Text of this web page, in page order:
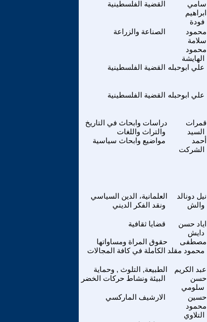
القضية الفلسطينية
سامي
ابراهيم
فودة
الصناعة والزراعة
محمود
سلامة
محمود
الهايشة
القضية الفلسطينية علي ابوحبله
القضية الفلسطينية علي ابوحبله
دراسات وابحاث في التاريخ
والتراث واللغات
قمرات
السيد
مواضيع وابحاث سياسية
أحمد
الشركت
العلمانية، الدين السياسي
ونقد الفكر الديني
نيل دونالد
والش
قضايا ثقافية
اياد حسن
دايش
حقوق المراة ومساواتها
الكاملة في كافة المجالات
مصطفى
محمود مقلد
الطبيعة, التلوث , وحماية
البيئة ونشاط حركات الخضر
عبد الكريم
حسن
سلومي
الارشيف الماركسي
حسين
محمود
التلاوي